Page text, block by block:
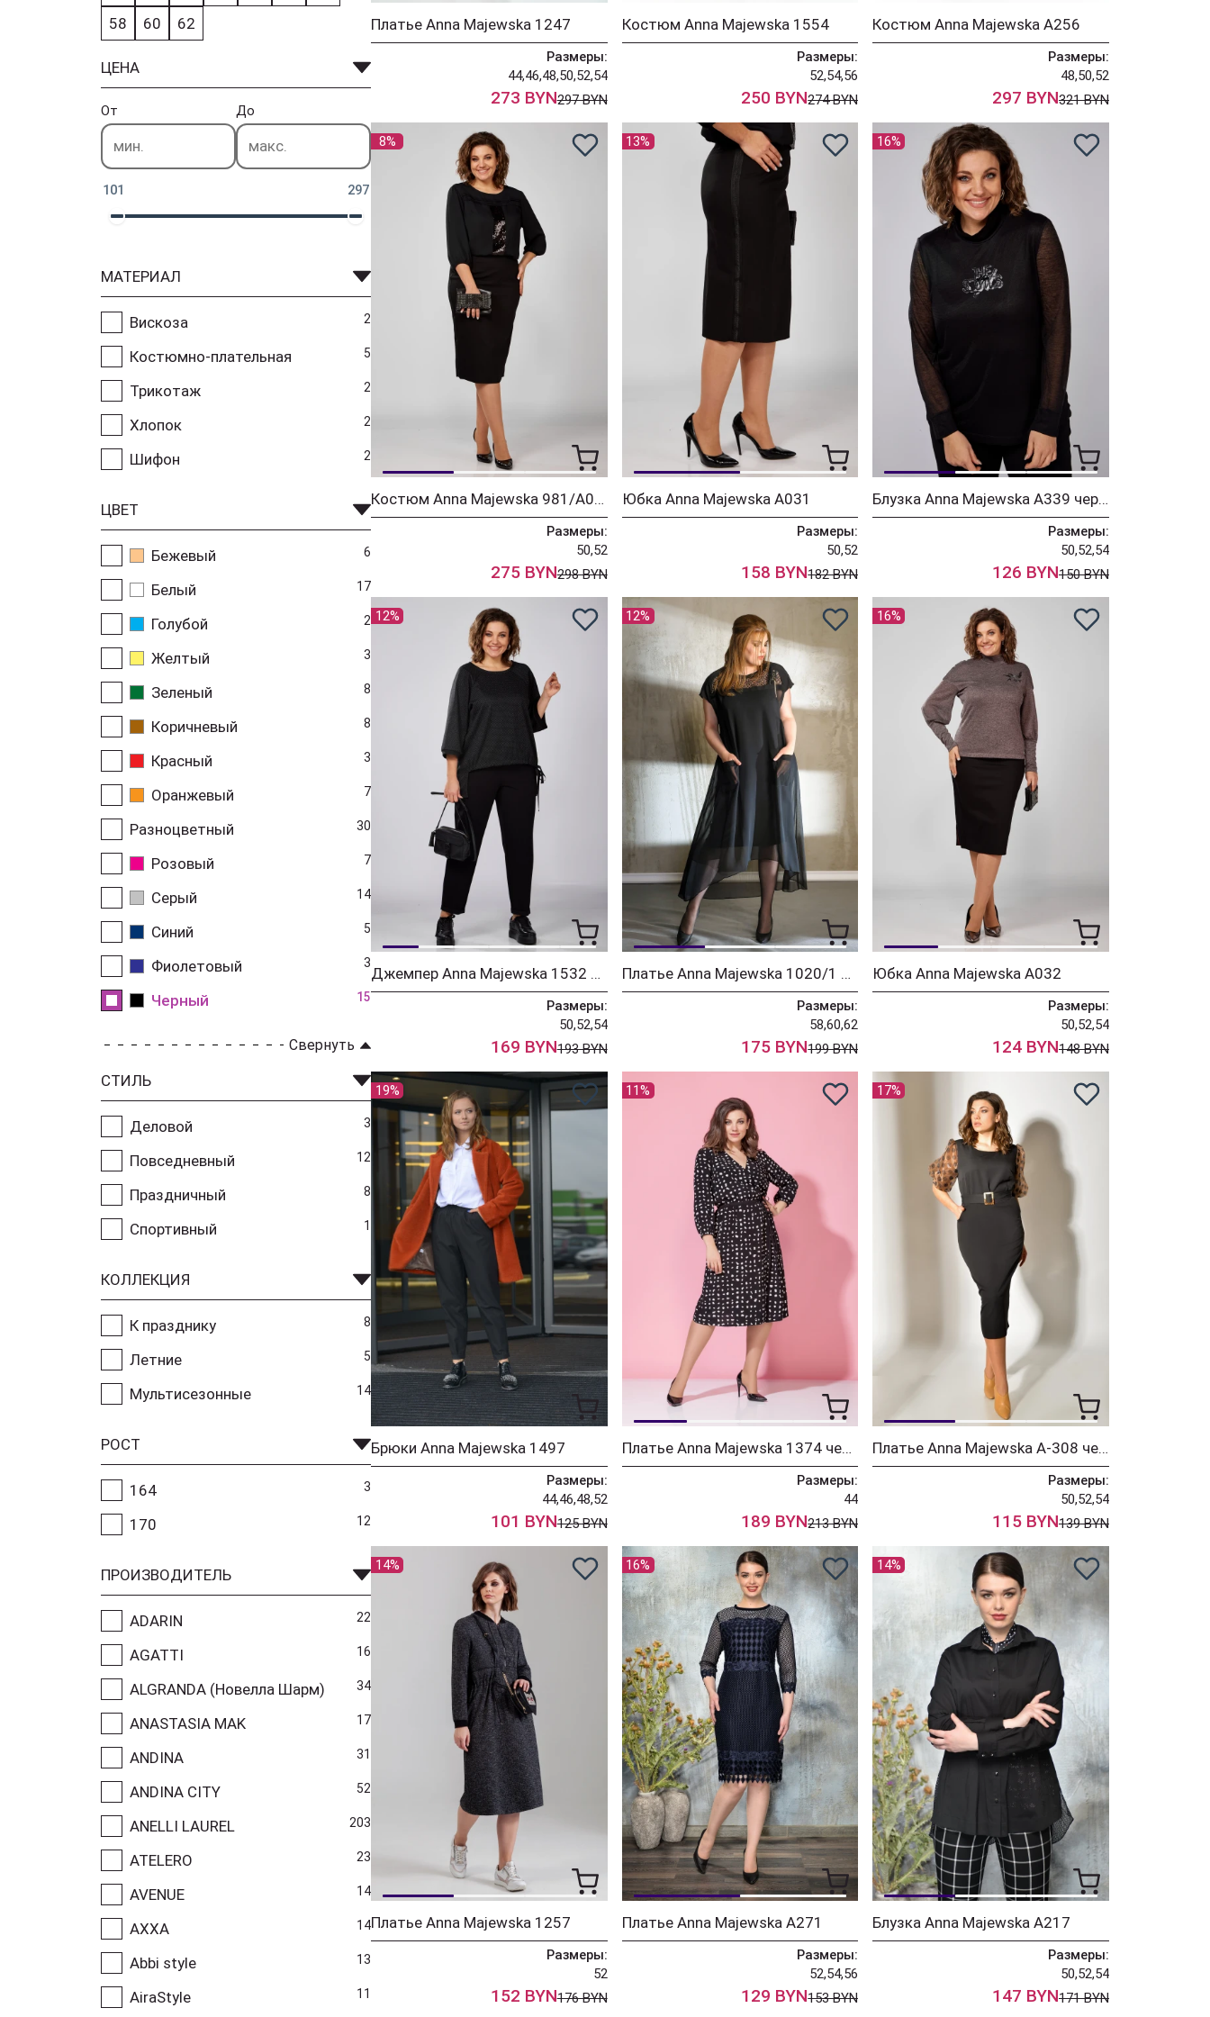
58 60 62
ЦЕНА
От До
101 297
МАТЕРИАЛ
Вискоза 2
Костюмно-плательная 5
Трикотаж 2
Хлопок 2
Шифон 2
ЦВЕТ
Бежевый 6
Белый 17
Голубой 2
Желтый 3
Зеленый 8
Коричневый 8
Красный 3
Оранжевый 7
Разноцветный 30
Розовый 7
Серый 14
Синий 5
Фиолетовый 3
Черный 15
Свернуть
СТИЛЬ
Деловой 3
Повседневный 12
Праздничный 8
Спортивный 1
КОЛЛЕКЦИЯ
К празднику 8
Летние 5
Мультисезонные 14
РОСТ
164 3
170 12
ПРОИЗВОДИТЕЛЬ
ADARIN 22
AGATTI 16
ALGRANDA (Новелла Шарм) 34
ANASTASIA MAK 17
ANDINA 31
ANDINA CITY 52
ANELLI LAUREL 203
ATELERO 23
AVENUE 14
AXXA 14
Abbi style 13
AiraStyle 11
Платье Anna Majewska 1247
Размеры:
44,46,48,50,52,54
273 BYN297 BYN
Костюм Anna Majewska 1554
Размеры:
52,54,56
250 BYN274 BYN
Костюм Anna Majewska А256
Размеры:
48,50,52
297 BYN321 BYN
8%
Костюм Anna Majewska 981/А031
Размеры:
50,52
275 BYN298 BYN
13%
Юбка Anna Majewska А031
Размеры:
50,52
158 BYN182 BYN
16%
Блузка Anna Majewska А339 черный принт
Размеры:
50,52,54
126 BYN150 BYN
12%
Джемпер Anna Majewska 1532 черный в горох
Размеры:
50,52,54
169 BYN193 BYN
12%
Платье Anna Majewska 1020/1 черный
Размеры:
58,60,62
175 BYN199 BYN
16%
Юбка Anna Majewska А032
Размеры:
50,52,54
124 BYN148 BYN
19%
Брюки Anna Majewska 1497
Размеры:
44,46,48,52
101 BYN125 BYN
11%
Платье Anna Majewska 1374 черно-белый
Размеры:
44
189 BYN213 BYN
17%
Платье Anna Majewska A-308 черный
Размеры:
50,52,54
115 BYN139 BYN
14%
Платье Anna Majewska 1257
Размеры:
52
152 BYN176 BYN
16%
Платье Anna Majewska А271
Размеры:
52,54,56
129 BYN153 BYN
14%
Блузка Anna Majewska А217
Размеры:
50,52,54
147 BYN171 BYN